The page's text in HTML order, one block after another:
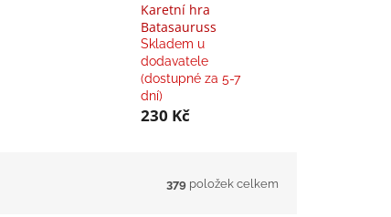
Karetní hra
Batasauruss
Skladem u
dodavatele
(dostupné za 5-7
dní)
230 Kč
379 položek celkem